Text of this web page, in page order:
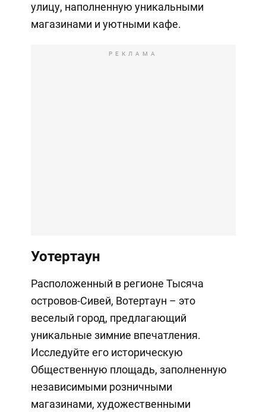
улицу, наполненную уникальными
магазинами и уютными кафе.
РЕКЛАМА
Уотертаун
Расположенный в регионе Тысяча
островов-Сивей, Вотертаун – это
веселый город, предлагающий
уникальные зимние впечатления.
Исследуйте его историческую
Общественную площадь, заполненную
независимыми розничными
магазинами, художественными